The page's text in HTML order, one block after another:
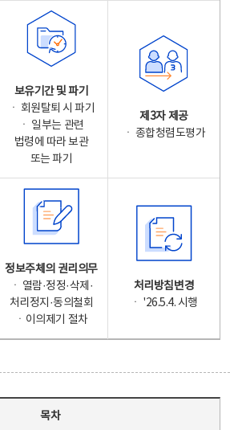
보유기간 및 파기
ㆍ 회원탈퇴 시 파기
ㆍ 일부는 관련
법령에 따라 보관
또는 파기
제3자 제공
ㆍ 종합청렴도평가
정보주체의 권리의무
ㆍ 열람·정정·삭제·
처리정지·동의철회
ㆍ이의제기 절차
처리방침변경
ㆍ '26.5.4. 시행
목차